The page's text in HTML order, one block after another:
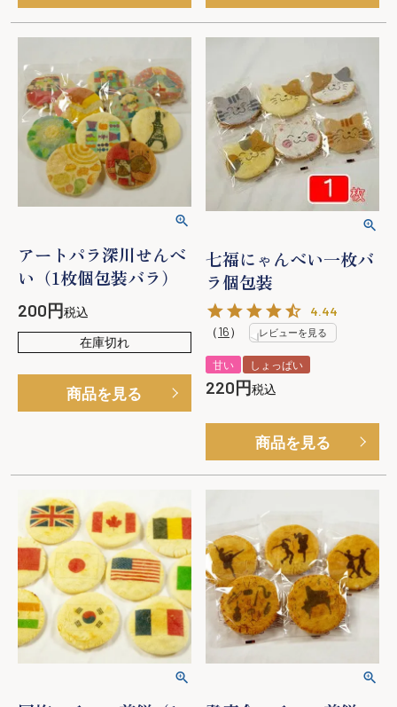
アートパラ深川せんべ
い（1枚個包装バラ）
200
税込
在庫切れ
商品を見る
七福にゃんべい一枚バ
ラ個包装
4.44
（16） レビューを見る
甘い しょっぱい
220 税込
商品を見る